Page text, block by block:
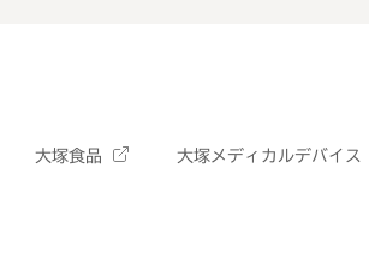
大塚食品 大塚メディカルデバイス